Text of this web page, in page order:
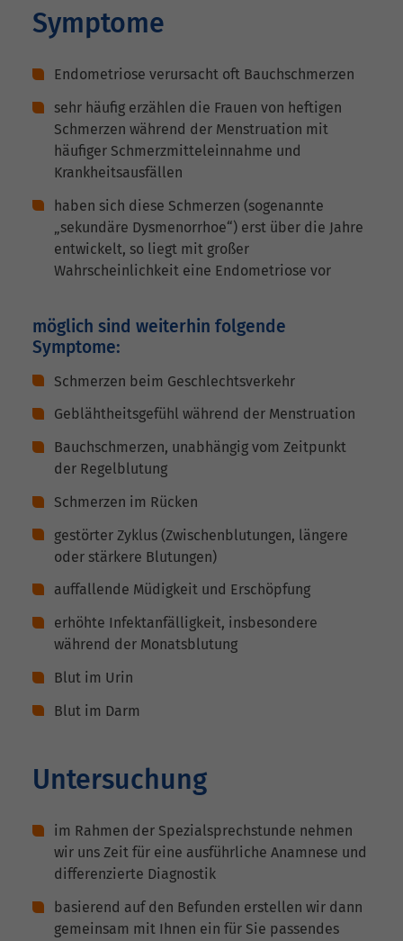
Symptome
Endometriose verursacht oft Bauchschmerzen
sehr häufig erzählen die Frauen von heftigen
Schmerzen während der Menstruation mit
häufiger Schmerzmitteleinnahme und
Krankheitsausfällen
haben sich diese Schmerzen (sogenannte
„sekundäre Dysmenorrhoe“) erst über die Jahre
entwickelt, so liegt mit großer
Wahrscheinlichkeit eine Endometriose vor
möglich sind weiterhin folgende
Symptome:
Schmerzen beim Geschlechtsverkehr
Geblähtheitsgefühl während der Menstruation
Bauchschmerzen, unabhängig vom Zeitpunkt
der Regelblutung
Schmerzen im Rücken
gestörter Zyklus (Zwischenblutungen, längere
oder stärkere Blutungen)
auffallende Müdigkeit und Erschöpfung
erhöhte Infektanfälligkeit, insbesondere
während der Monatsblutung
Blut im Urin
Blut im Darm
Untersuchung
im Rahmen der Spezialsprechstunde nehmen
wir uns Zeit für eine ausführliche Anamnese und
differenzierte Diagnostik
basierend auf den Befunden erstellen wir dann
gemeinsam mit Ihnen ein für Sie passendes